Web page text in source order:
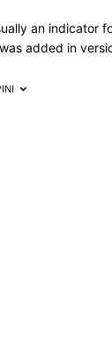
an indicator
added in